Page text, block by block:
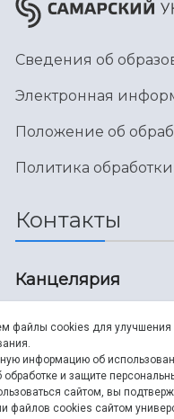
Сведения об
Электронная
Положение об
Политика
Контакты
Канцелярия
8 (846) 267-43-70
ssau@ssau.ru
файлы cookies для улучшения
информацию об
и защите
сайтом, вы
файлов cookies сайтом